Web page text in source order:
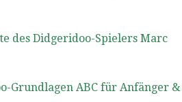
des Didgeridoo-Spielers Marc
Grundlagen ABC für Anfänger &